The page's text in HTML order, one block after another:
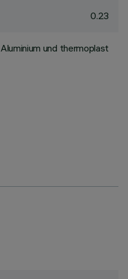
0.23
Aluminium und thermoplast